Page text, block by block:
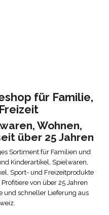
für Familie,
Wohnen,
über 25 Jahren
Sortiment für Familien und
Kinderartikel, Spielwaren,
Sport- und Freizeitprodukte
von über 25 Jahren
und schneller Lieferung aus